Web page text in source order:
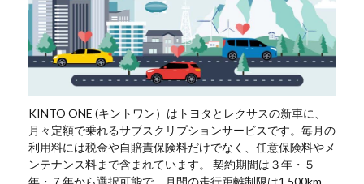
KINTO ONE (キントワン）はトヨタとレクサスの新車に、
月々定額で乗れるサブスクリプションサービスです。毎月の
利用料には税金や自賠責保険料だけでなく、任意保険料やメ
ンテナンス料まで含まれています。 契約期間は３年・５
年・７年から選択可能で、月間の走行距離制限は1,500km。